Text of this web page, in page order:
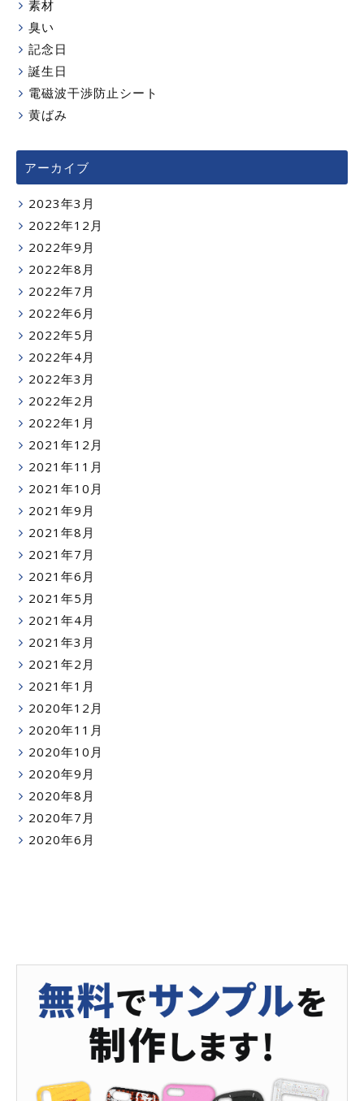
素材
臭い
記念日
誕生日
電磁波干渉防止シート
黄ばみ
アーカイブ
2023年3月
2022年12月
2022年9月
2022年8月
2022年7月
2022年6月
2022年5月
2022年4月
2022年3月
2022年2月
2022年1月
2021年12月
2021年11月
2021年10月
2021年9月
2021年8月
2021年7月
2021年6月
2021年5月
2021年4月
2021年3月
2021年2月
2021年1月
2020年12月
2020年11月
2020年10月
2020年9月
2020年8月
2020年7月
2020年6月